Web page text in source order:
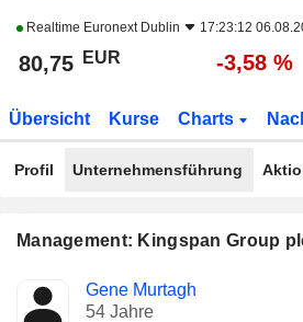
Realtime Euronext Dublin 17:23:12
80,75 EUR -3,58 %
Übersicht Kurse Charts
Profil Unternehmensführung
Management: Kingspan Group
Manager
Besetzte
Positionen
Gene Murtagh
54 Jahre